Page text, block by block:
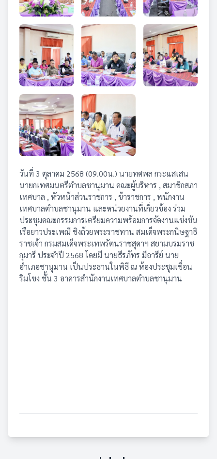
วันที่ 3 ตุลาคม 2568 (09.00น.) นายทศพล กระแสเสน
นายกเทศมนตรีตำบลชานุมาน คณะผู้บริหาร , สมาชิกสภา
เทศบาล , หัวหน้าส่วนราชการ , ข้าราชการ , พนักงาน
เทศบาลตำบลชานุมาน และหน่วยงานที่เกี่ยวข้อง ร่วม
ประชุมคณะกรรมการเตรียมความพร้อมการจัดงานแข่งขัน
เรือยาวประเพณี ชิงถ้วยพระราชทาน สมเด็จพระกนิษฐาธิ
ราชเจ้า กรมสมเด็จพระเทพรัตนราชสุดาฯ สยามบรมราช
กุมารี ประจำปี 2568 โดยมี นายธีรภัทร มีอารีย์ นาย
อำเภอชานุมาน เป็นประธานในพิธี ณ ห้องประชุมเขื่อน
ริมโขง ชั้น 3 อาคารสำนักงานเทศบาลตำบลชานุมาน